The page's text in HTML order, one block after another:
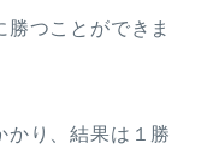
つことができま
かり、結果は１勝